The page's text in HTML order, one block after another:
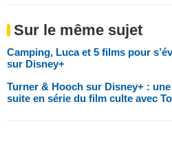
Sur le même sujet
Camping, Luca et 5 films pour
sur Disney+
Turner & Hooch sur Disney+ :
suite en série du film culte avec